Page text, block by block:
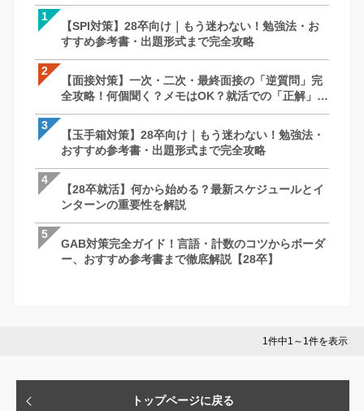
1
【SPI対策】28卒向け｜もう迷わない！勉強法・お
すすめ参考書・出題形式まで完全攻略
2
【面接対策】一次・二次・最終面接の「逆質問」完
全攻略！何個聞く？メモはOK？就活での「正解」を
徹底解説｜27卒・28卒向け
3
【玉手箱対策】28卒向け｜もう迷わない！勉強法・
おすすめ参考書・出題形式まで完全攻略
4
【28卒就活】何から始める？最新スケジュールとイ
ンターンの重要性を解説
5
GAB対策完全ガイド！言語・計数のコツからボーダ
ー、おすすめ参考書まで徹底解説【28卒】
【SPI対策】28卒向け｜もう迷わない！
すすめ参考書・出題形式まで完全攻略
【面接対策】一次・二次・最終面接の「
全攻略！何個聞く？メモはOK？就活での
徹底解説｜27卒・28卒向け
3
最終面接って何聞かれるの？落ちる理由
社長を納得させる回答・逆質問と必須対
説
ケース面接とは？例題と解答パターン/対
で完全網羅！【28卒】
GAB対策完全ガイド！言語・計数のコツ
ー、おすすめ参考書まで徹底解説【28卒
【面接対策】一次・二次・最終面接の「
全攻略！何個聞く？メモはOK？就活での
徹底解説｜27卒・28卒向け
【SPI対策】28卒向け｜もう迷わない！
すすめ参考書・出題形式まで完全攻略
3
ケース面接とは？例題と解答パターン/対
で完全網羅！【28卒】
最終面接って何聞かれるの？落ちる理由
社長を納得させる回答・逆質問と必須対
説
苦手な人がいたときはどうしますか？ ー
さとコツ
1件中1～1件を表示
トップページに戻る